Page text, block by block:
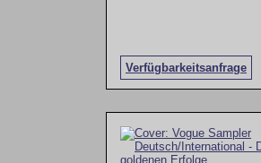
Verfügbarkeitsanfrage